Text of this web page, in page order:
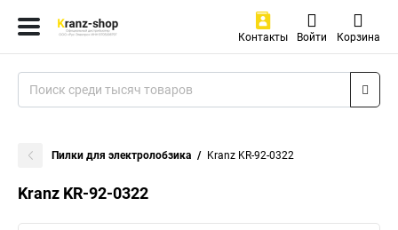
Контакты Войти Корзина
Пилки для электролобзика Kranz KR-92-0322
Kranz KR-92-0322